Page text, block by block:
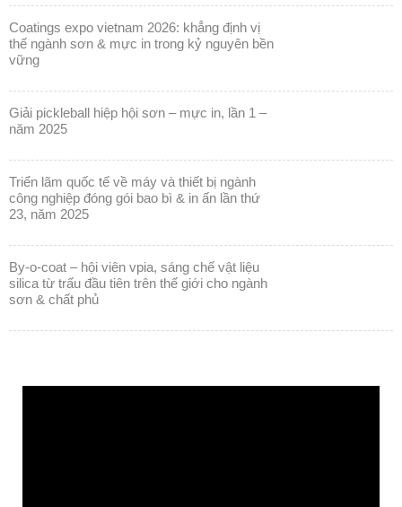
coatings expo vietnam 2026: khẳng định vị
thế ngành sơn & mực in trong kỷ nguyên bền
vững
giải pickleball hiệp hội sơn – mực in, lần 1 –
năm 2025
triển lãm quốc tế về máy và thiết bị ngành
công nghiệp đóng gói bao bì & in ấn lần thứ
23, năm 2025
by-o-coat – hội viên vpia, sáng chế vật liệu
silica từ trấu đầu tiên trên thế giới cho ngành
sơn & chất phủ